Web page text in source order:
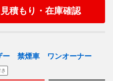
見積もり・在庫確認
ー 禁煙車 ワンオーナー